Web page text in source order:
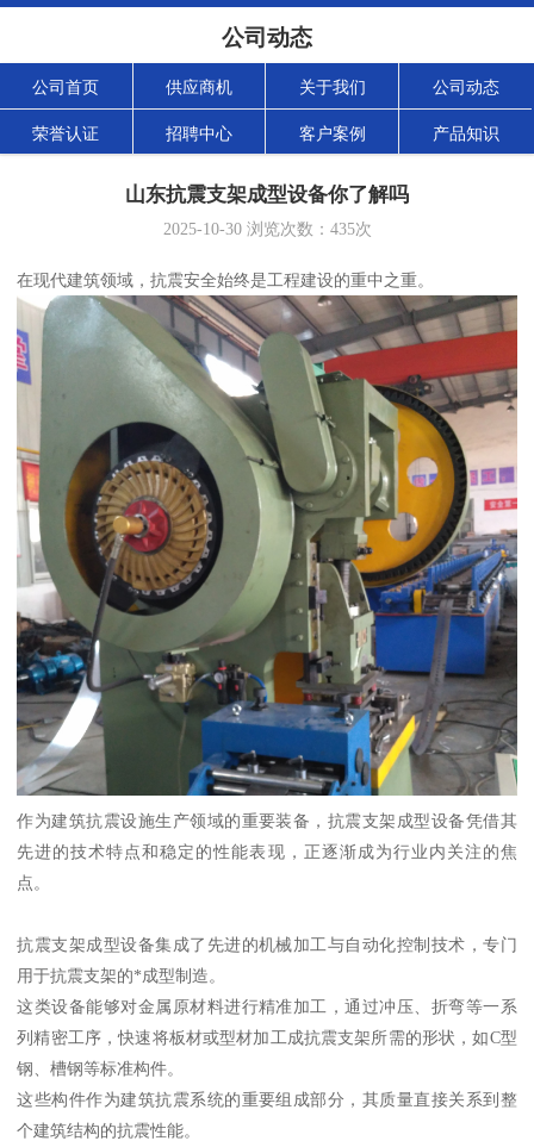
公司动态
公司首页 供应商机 关于我们 公司动态
荣誉认证 招聘中心 客户案例 产品知识
山东抗震支架成型设备你了解吗
2025-10-30浏览次数： 435次
在现代建筑领域，抗震安全始终是工程建设的重中之重。
作为建筑抗震设施生产领域的重要装备，抗震支架成型设备凭借其
先进的技术特点和稳定的性能表现，正逐渐成为行业内关注的焦
点。
抗震支架成型设备集成了先进的机械加工与自动化控制技术，专门
用于抗震支架的*成型制造。
这类设备能够对金属原材料进行精准加工，通过冲压、折弯等一系
列精密工序，快速将板材或型材加工成抗震支架所需的形状，如C型
钢、槽钢等标准构件。
这些构件作为建筑抗震系统的重要组成部分，其质量直接关系到整
个建筑结构的抗震性能。